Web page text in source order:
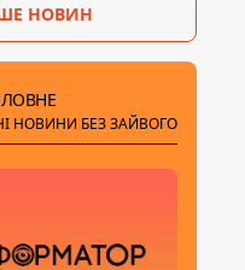
НОВИН
НОВИНИ БЕЗ ЗАЙВОГО